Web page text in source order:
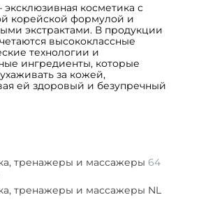
косметика с
корейской формулой и
экстрактами. В продукции
высококлассные
технологии и
ингредиенты, которые
за кожей,
ей здоровый и безупречный
тренажеры и массажеры 64
тренажеры и массажеры NL